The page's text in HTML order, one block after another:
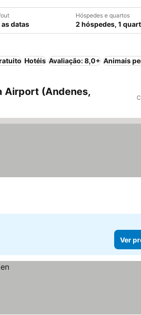
datas
Hóspedes e quartos
2 hóspedes, 1
Hotéis Avaliação: 8,0+ Animais
Airport (Andenes,
Ver